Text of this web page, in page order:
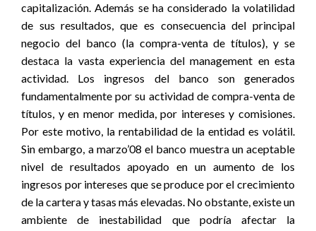
capitalización. Además se ha considerado la volatilidad
de sus resultados, que es consecuencia del principal
negocio del banco (la compra-venta de títulos), y se
destaca la vasta experiencia del management en esta
actividad. Los ingresos del banco son generados
fundamentalmente por su actividad de compra-venta de
títulos, y en menor medida, por intereses y comisiones.
Por este motivo, la rentabilidad de la entidad es volátil.
Sin embargo, a marzo’08 el banco muestra un aceptable
nivel de resultados apoyado en un aumento de los
ingresos por intereses que se produce por el crecimiento
de la cartera y tasas más elevadas. No obstante, existe un
ambiente de inestabilidad que podría afectar la